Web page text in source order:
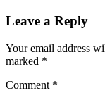
Leave a Reply
Your email address
marked *
Comment *